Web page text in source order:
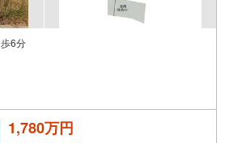
6分
1,780万円